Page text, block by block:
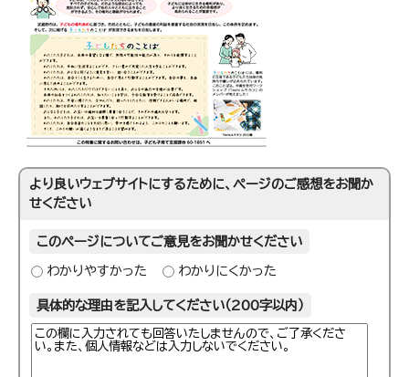
より良いウェブサイトにするために、ページのご感想をお聞か
せください
このページについてご意見をお聞かせください
わかりやすかった わかりにくかった
具体的な理由を記入してください（200字以内）